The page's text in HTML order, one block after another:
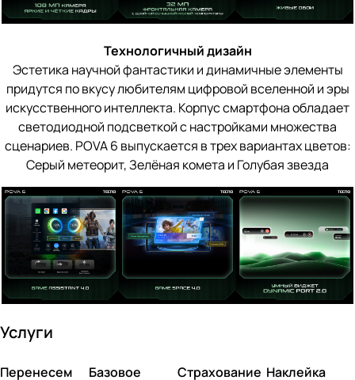
Технологичный дизайн
Эстетика научной фантастики и динамичные элементы
придутся по вкусу любителям цифровой вселенной и эры
искусственного интеллекта. Корпус смартфона обладает
светодиодной подсветкой с настройками множества
сценариев. POVA 6 выпускается в трех вариантах цветов:
Серый метеорит, Зелёная комета и Голубая звезда
Услуги
Перенесем
Базовое
Страхование Наклейка